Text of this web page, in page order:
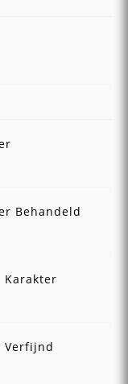
Behandeld
Karakter
Verfijnd